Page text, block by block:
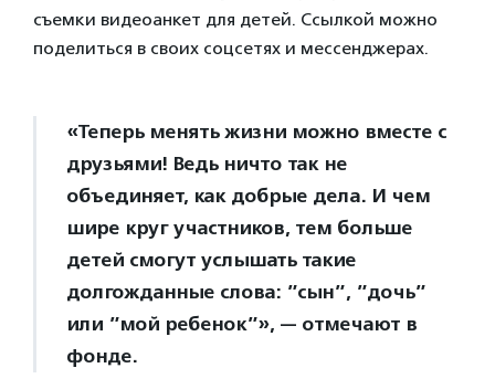
съемки видеоанкет для детей. Ссылкой можно
поделиться в своих соцсетях и мессенджерах.
«Теперь менять жизни можно вместе с
друзьями! Ведь ничто так не
объединяет, как добрые дела. И чем
шире круг участников, тем больше
детей смогут услышать такие
долгожданные слова: ”сын”, ”дочь”
или ”мой ребенок”», — отмечают в
фонде.